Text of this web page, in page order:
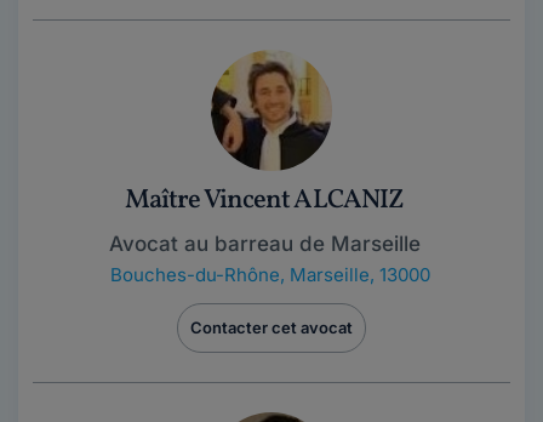
Maître Vincent ALCANIZ
Avocat au barreau de Marseille
Bouches-du-Rhône, Marseille, 13000
Contacter cet avocat